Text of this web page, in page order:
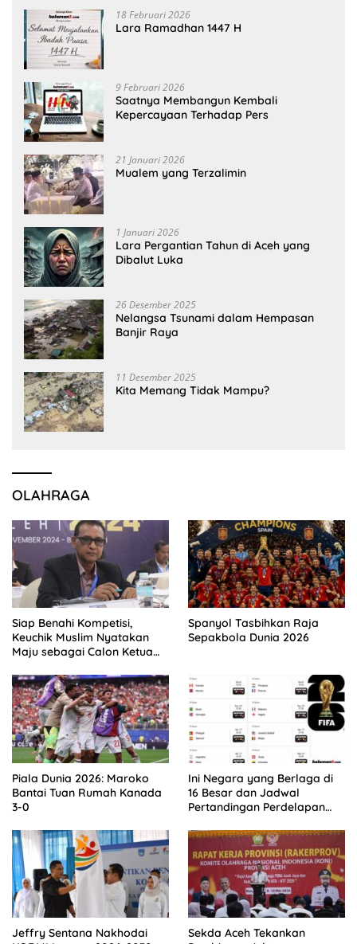
18 Februari 2026
Lara Ramadhan 1447 H
9 Februari 2026
Saatnya Membangun Kembali
Kepercayaan Terhadap Pers
21 Januari 2026
Mualem yang Terzalimin
1 Januari 2026
Lara Pergantian Tahun di Aceh yang
Dibalut Luka
26 Desember 2025
Nelangsa Tsunami dalam Hempasan
Banjir Raya
11 Desember 2025
Kita Memang Tidak Mampu?
OLAHRAGA
Siap Benahi Kompetisi,
Keuchik Muslim Nyatakan
Maju sebagai Calon Ketua
Spanyol Tasbihkan Raja
Sepakbola Dunia 2026
Piala Dunia 2026: Maroko
Bantai Tuan Rumah Kanada
3-0
Ini Negara yang Berlaga di
16 Besar dan Jadwal
Pertandingan Perdelapan
Jeffry Sentana Nakhodai
Sekda Aceh Tekankan